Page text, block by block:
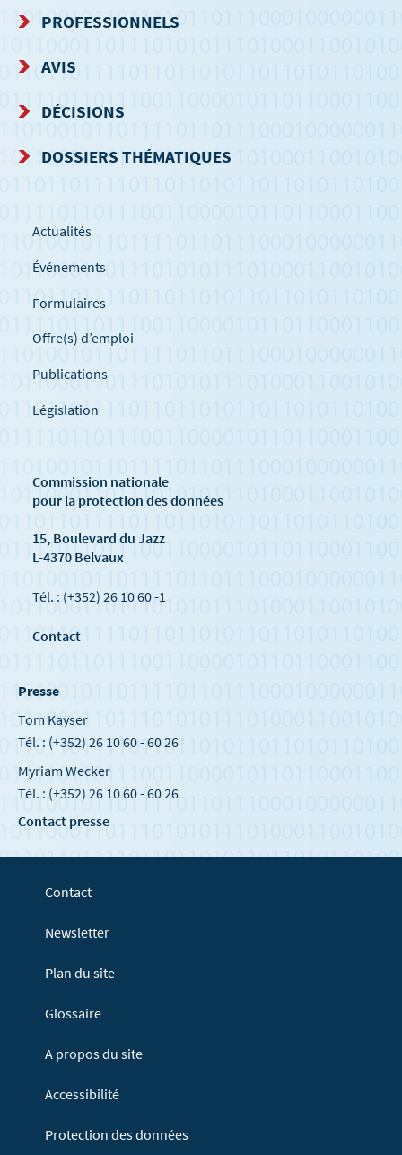
NAVIGATION
PROFESSIONNELS
AVIS
DÉCISIONS
DOSSIERS THÉMATIQUES
Actualités
Événements
Formulaires
Offre(s) d’emploi
Publications
Législation
Commission nationale
pour la protection des données
15, Boulevard du Jazz
L-4370 Belvaux
Tél. : (+352) 26 10 60 -1
Contact
Presse
Tom Kayser
Tél. : (+352) 26 10 60 - 60 26
Myriam Wecker
Tél. : (+352) 26 10 60 - 60 26
Contact presse
Contact
Newsletter
Plan du site
Glossaire
A propos du site
Accessibilité
Protection des données